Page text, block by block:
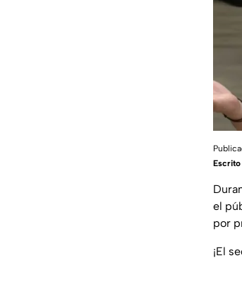
el
por
¡El